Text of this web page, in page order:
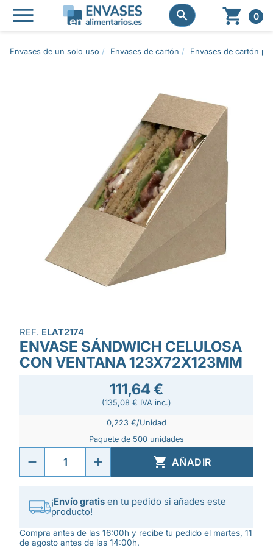
 
  0
Envases de un solo uso Envases de cartón Envases de cartón
REF. ELAT2174
ENVASE SÁNDWICH CELULOSA
CON VENTANA 123X72X123MM
111,64 €
(135,08 € IVA inc.)
0,223 €/Unidad
Paquete de 500 unidades
 AÑADIR
¡Envío gratis en tu pedido si añades este
producto!
Compra antes de las 16:00h y recibe tu pedido el martes, 11
de agosto antes de las 14:00h.